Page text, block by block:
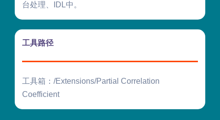
台处理、IDL中。
工具路径
工具箱：/Extensions/Partial Correlation
Coefficient